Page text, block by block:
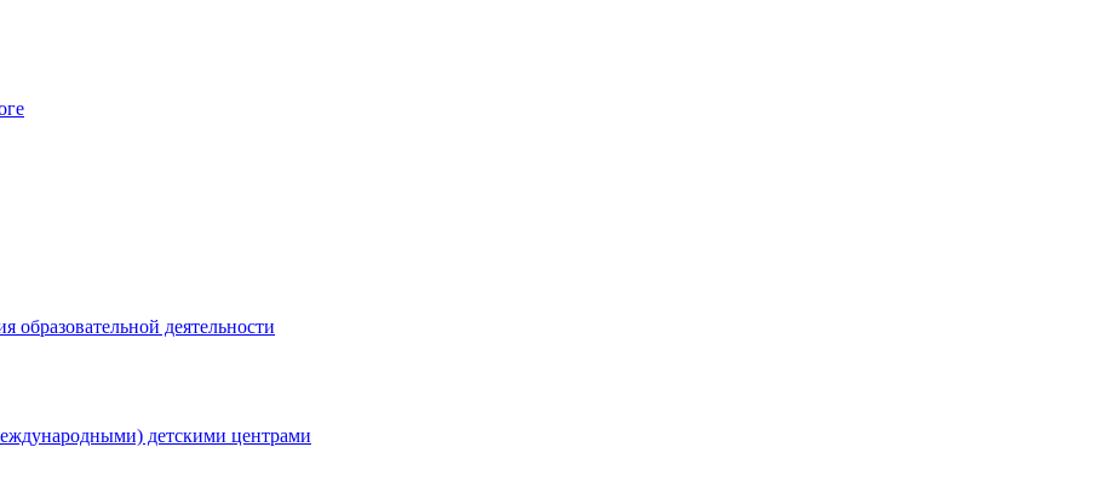
образовательной деятельности
детскими центрами